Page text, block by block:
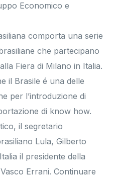
Economico e
comporta una serie
che partecipano
Fiera di Milano in Italia.
il Brasile é una delle
per l’introduzione di
di know how.
il segretario
Lula, Gilberto
il presidente della
Errani. Continuare